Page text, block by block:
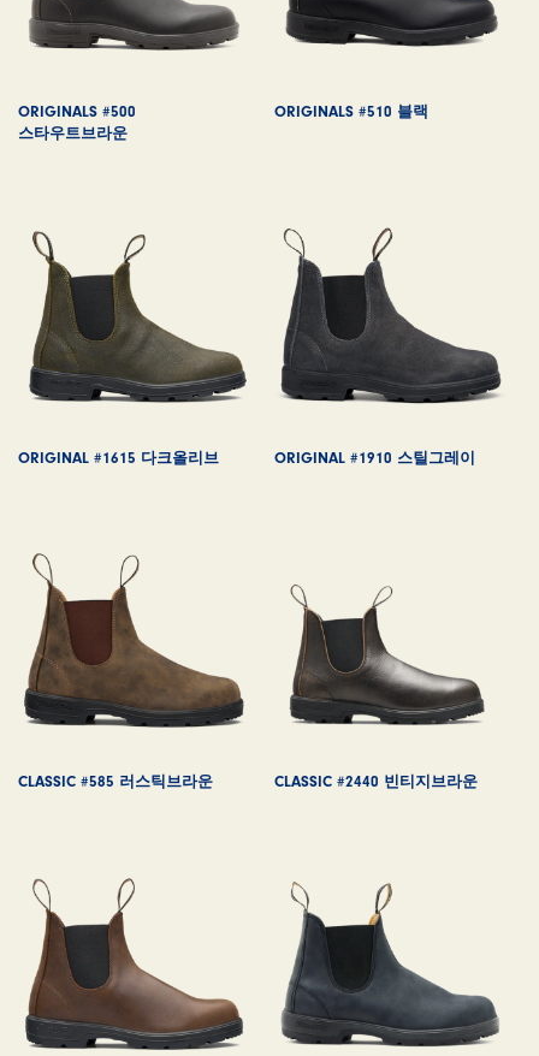
ORIGINALS #500
스타우트브라운
ORIGINALS #510 블랙
ORIGINAL #1615 다크올리브 ORIGINAL #1910 스틸그레이
CLASSIC #585 러스틱브라운 CLASSIC #2440 빈티지브라운